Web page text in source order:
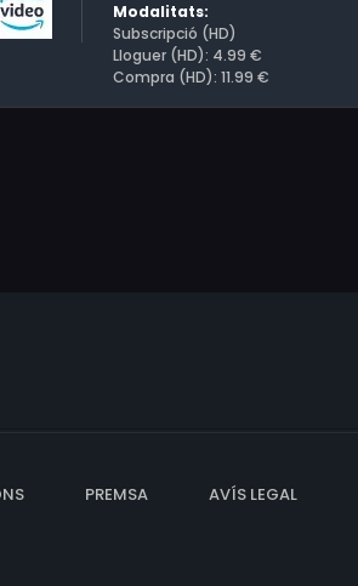
Modalitats:
Subscripció (HD)
Lloguer (HD): 4.99 €
Compra (HD): 11.99 €
PREMSA AVÍS LEGAL